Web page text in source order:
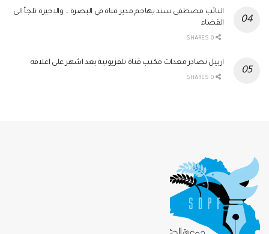
النائب مصطفى سند يهاجم مدير قناة في البصرة .. والاخيرة تلجأ الى
القضاء
اربيل تصادر معدات مكتب قناة تلفزيونية بعد اشهر على اغلاقه